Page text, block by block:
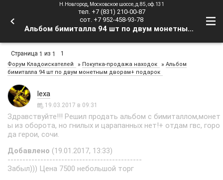
Н.Новгород, Московское шоссе, д.85, оф.131
тел. +7 (831) 210-00-87
сот. +7 952-458-93-78
Альбом бимиталла 94 шт по двум монетным дворам+ подарок - Форум Кладоискателей
Страница 1 из 1 1
Форум Кладоискателей » Покупка-продажа находок » Альбом
бимиталла 94 шт по двум монетным дворам+ подарок
lexa
19.03.2017 в 09:31
Здравствуйте!!! Решил продать альбом с бимиталлом,монет
ы из оборота, но гнилых и царапанных нет!+ отдам гвс, горо
да герои, сочи.
Добавлено (19.01.2017, 13:33)
---------------------------------------------
Забыл))) Цена 7500 небольшой торг